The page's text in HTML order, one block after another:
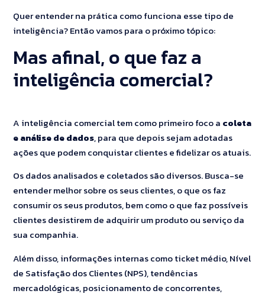
Quer entender na prática como funciona esse tipo de
inteligência? Então vamos para o próximo tópico:
Mas afinal, o que faz a
inteligência comercial?
A inteligência comercial tem como primeiro foco a coleta
e análise de dados, para que depois sejam adotadas
ações que podem conquistar clientes e fidelizar os atuais.
Os dados analisados e coletados são diversos. Busca-se
entender melhor sobre os seus clientes, o que os faz
consumir os seus produtos, bem como o que faz possíveis
clientes desistirem de adquirir um produto ou serviço da
sua companhia.
Além disso, informações internas como ticket médio, Nível
de Satisfação dos Clientes (NPS), tendências
mercadológicas, posicionamento de concorrentes,